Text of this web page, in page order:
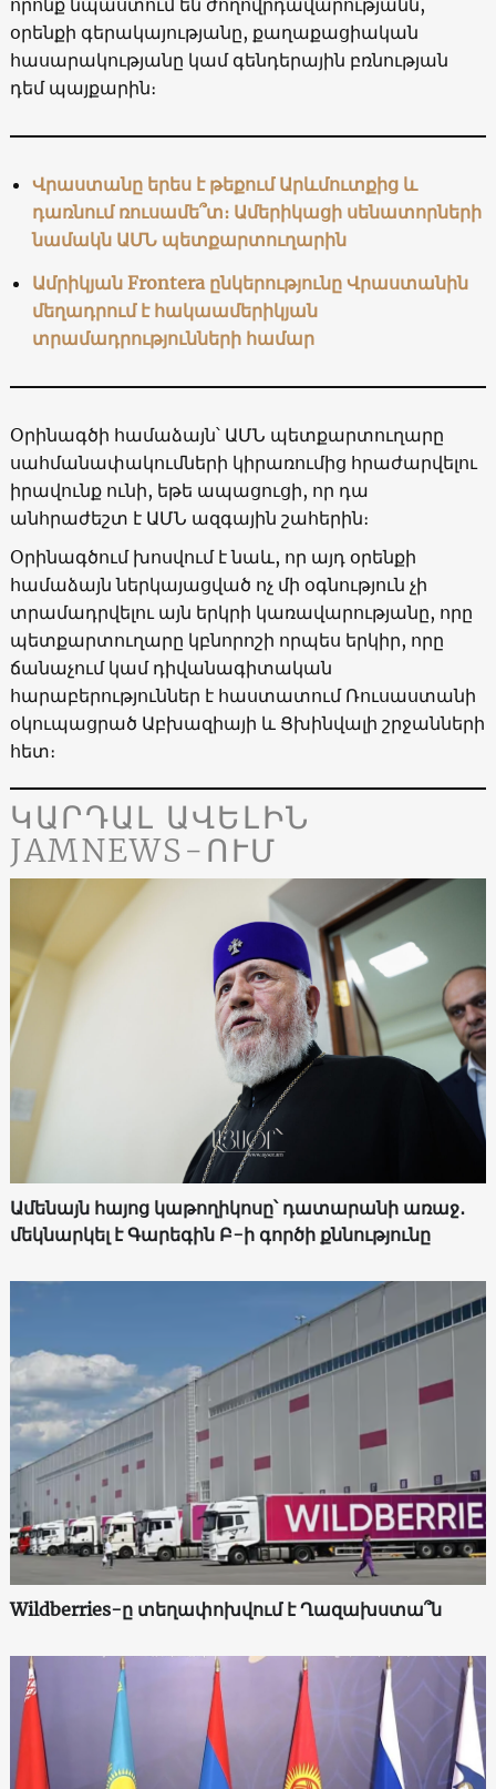
օրենքի գերակայությանը, քաղաքացիական
հասարակությանը կամ գենդերային բռնության
դեմ պայքարին։
Վրաստանը երես է թեքում Արևմուտքից և
դառնում ռուսամե՞տ։ Ամերիկացի սենատորների
նամակն ԱՄՆ պետքարտուղարին
Ամրիկյան Frontera ընկերությունը Վրաստանին
մեղադրում է հակաամերիկյան
տրամադրությունների համար
Օրինագծի համաձայն՝ ԱՄՆ պետքարտուղարը
սահմանափակումների կիրառումից հրաժարվելու
իրավունք ունի, եթե ապացուցի, որ դա
անհրաժեշտ է ԱՄՆ ազգային շահերին։
Օրինագծում խոսվում է նաև, որ այդ օրենքի
համաձայն ներկայացված ոչ մի օգնություն չի
տրամադրվելու այն երկրի կառավարությանը, որը
պետքարտուղարը կբնորոշի որպես երկիր, որը
ճանաչում կամ դիվանագիտական
հարաբերություններ է հաստատում Ռուսաստանի
օկուպացրած Աբխազիայի և Ցխինվալի շրջանների
հետ։
ԿԱՐԴԱԼ ԱՎԵԼԻՆ
JAMNEWS-ՈՒՄ
Ամենայն հայոց կաթողիկոսը՝ դատարանի առաջ․
մեկնարկել է Գարեգին Բ-ի գործի քննությունը
Wildberries-ը տեղափոխվում է Ղազախստա՞ն